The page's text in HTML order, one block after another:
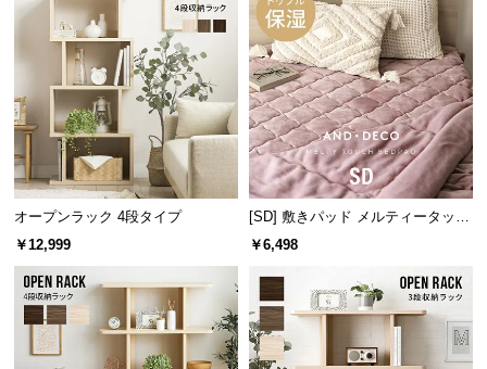
企
情
報
キッチンシェルフとして
オープンラック 4段タイプ
￥12,999
[SD] 敷きパッド メルティータッチ
マイクロファイバー
￥6,498